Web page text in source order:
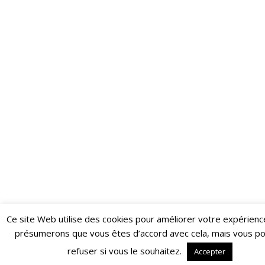
Restez informé·e des dernières actualités du Poing !
ABONNEZ-VOUS À LA NEWSLETTER
Ce site Web utilise des cookies pour améliorer votre
présumerons que vous êtes d’accord avec cela, mais vous
refuser si vous le souhaitez.
Accepter